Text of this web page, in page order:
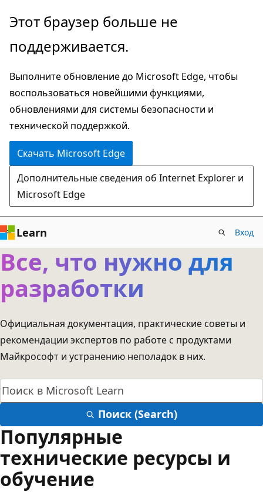
Пропустить
перейти
основному
содержимому
Этот браузер больше не
поддерживается.
Выполните обновление до Microsoft Edge, чтобы
воспользоваться новейшими функциями,
обновлениями для системы безопасности и
технической поддержкой.
Скачать Microsoft Edge
Дополнительные сведения об Internet Explorer и
Microsoft Edge
Learn Вход
Все, что нужно для
разработки
Официальная документация, практические советы и
рекомендации экспертов по работе с продуктами
Майкрософт и устранению неполадок в них.
Поиск (Search)
Популярные
технические ресурсы и
обучение